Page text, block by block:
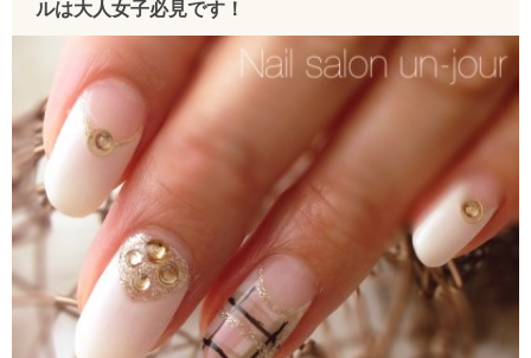
ルは大人女子必見です！